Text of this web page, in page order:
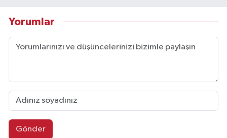
Yorumlar
Gönder